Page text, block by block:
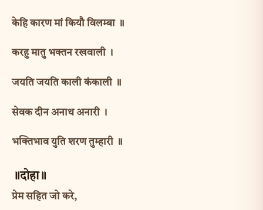
केहि कारण मां कियौ विलम्बा ॥
करहु मातु भक्तन रखवाली ।
जयति जयति काली कंकाली ॥
सेवक दीन अनाथ अनारी ।
भक्तिभाव युति शरण तुम्हारी ॥
॥दोहा॥
प्रेम सहित जो करे,